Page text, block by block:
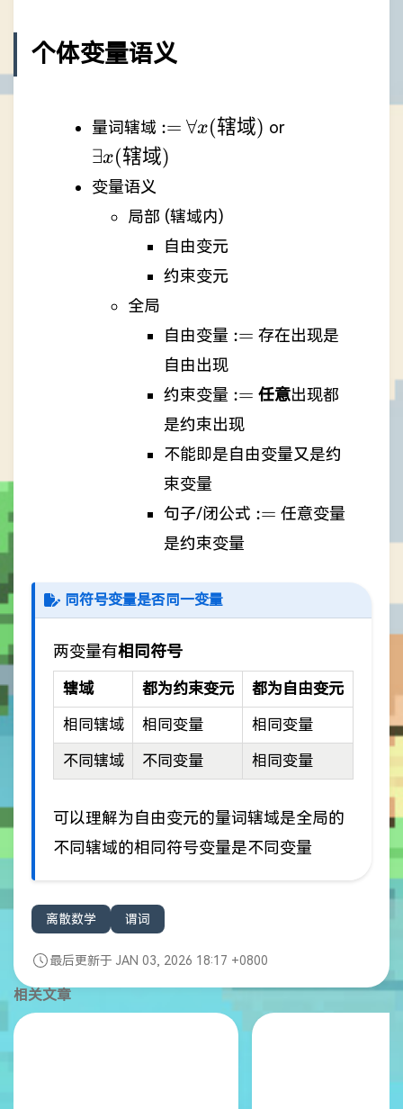
个体变量语义
量词辖域 :=
:= \forall
∀x(辖域) or\exists
∃x(辖域)
变量语义
局部 (辖域内)
自由变元
约束变元
全局
自由变量 :=
:= 存在出现是
自由出现
约束变量 :=
:= 任意出现都
是约束出现
不能即是自由变量又是约
束变量
句子/闭公式 :=
:= 任意变量
是约束变量
同符号变量是否同一变量
两变量有相同符号
辖域 都为约束变元
都为自由变元
相同辖域
相同变量
相同变量
不同辖域
不同变量 相同变量
可以理解为自由变元的量词辖域是全局的
不同辖域的相同符号变量是不同变量
离散数学 谓词
最后更新于 JAN 03, 2026 18:17 +0800
相关文章